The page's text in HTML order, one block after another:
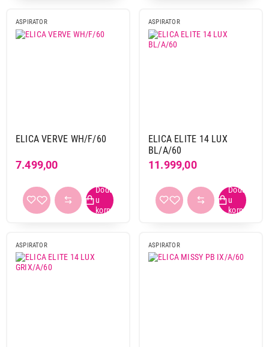
ASPIRATOR
ELICA VERVE WH/F/60
7.499,00
ASPIRATOR
ELICA ELITE 14 LUX
BL/A/60
11.999,00
ASPIRATOR ASPIRATOR